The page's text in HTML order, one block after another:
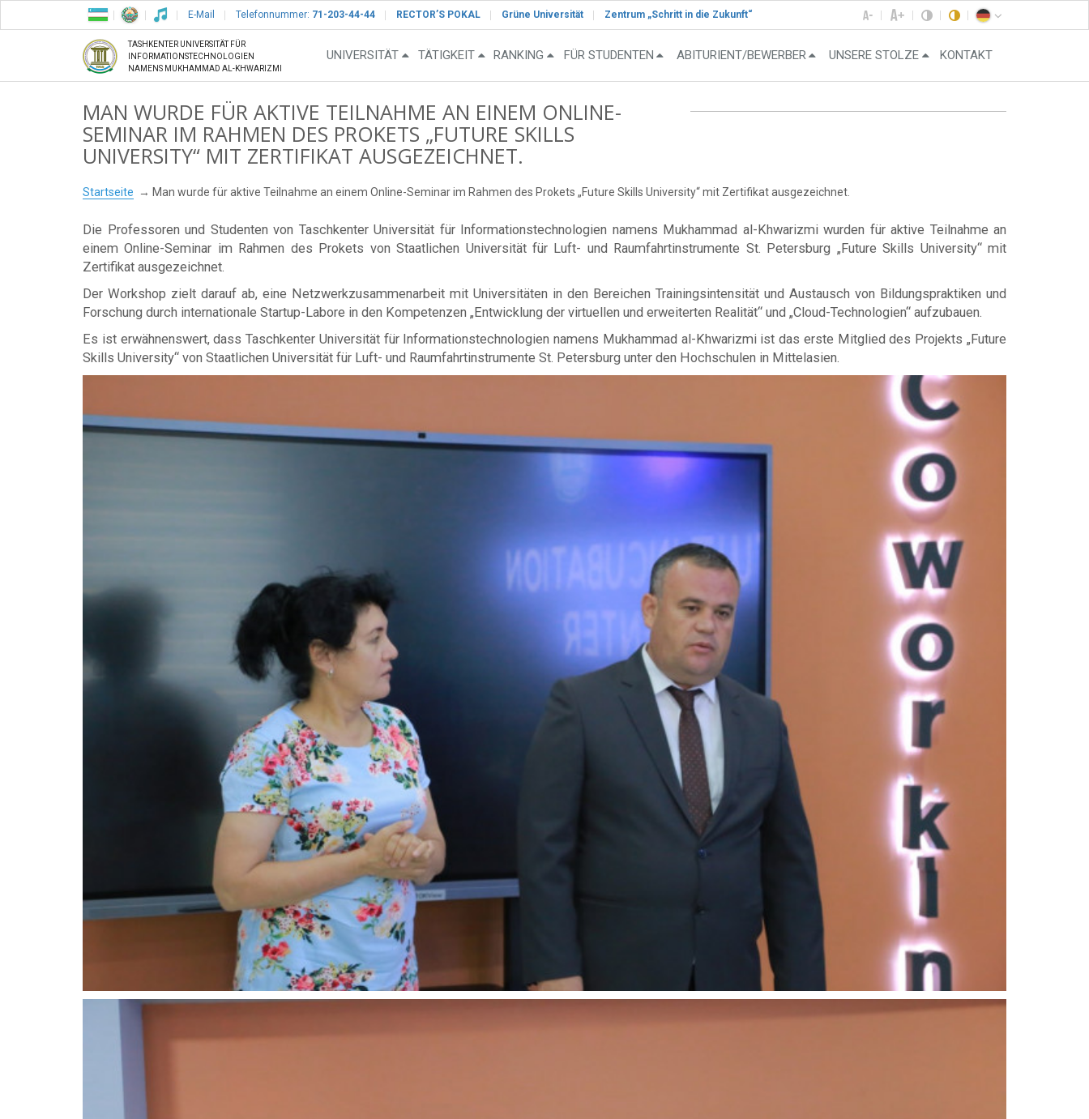
E-Mail Telefonnummer: 71-203-44-44 RECTOR’S POKAL Grüne Universität Zentrum „Schritt in die Zukunft“
TASHKENTER UNIVERSITÄT FÜR
INFORMATIONSTECHNOLOGIEN
NAMENS MUKHAMMAD AL-KHWARIZMI
UNIVERSITÄT TÄTIGKEIT RANKING FÜR STUDENTEN ABITURIENT/BEWERBER UNSERE STOLZE KONTAKT
MAN WURDE FÜR AKTIVE TEILNAHME AN EINEM ONLINE-
SEMINAR IM RAHMEN DES PROKETS „FUTURE SKILLS
UNIVERSITY“ MIT ZERTIFIKAT AUSGEZEICHNET.
Startseite Man wurde für aktive Teilnahme an einem Online-Seminar im Rahmen des Prokets „Future Skills University“ mit Zertifikat ausgezeichnet.
Die Professoren und Studenten von Taschkenter Universität für Informationstechnologien namens Mukhammad al-Khwarizmi wurden für aktive Teilnahme an
einem Online-Seminar im Rahmen des Prokets von Staatlichen Universität für Luft- und Raumfahrtinstrumente St. Petersburg „Future Skills University“ mit
Zertifikat ausgezeichnet.
Der Workshop zielt darauf ab, eine Netzwerkzusammenarbeit mit Universitäten in den Bereichen Trainingsintensität und Austausch von Bildungspraktiken und
Forschung durch internationale Startup-Labore in den Kompetenzen „Entwicklung der virtuellen und erweiterten Realität“ und „Cloud-Technologien“ aufzubauen.
Es ist erwähnenswert, dass Taschkenter Universität für Informationstechnologien namens Mukhammad al-Khwarizmi ist das erste Mitglied des Projekts „Future
Skills University“ von Staatlichen Universität für Luft- und Raumfahrtinstrumente St. Petersburg unter den Hochschulen in Mittelasien.